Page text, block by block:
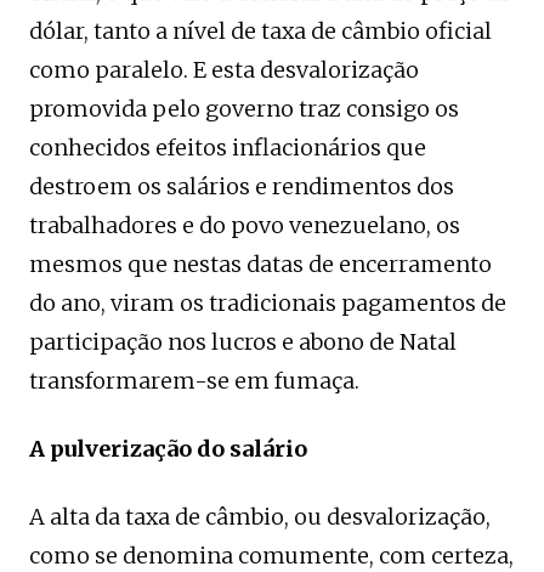
dólar, tanto a nível de taxa de câmbio oficial
como paralelo. E esta desvalorização
promovida pelo governo traz consigo os
conhecidos efeitos inflacionários que
destroem os salários e rendimentos dos
trabalhadores e do povo venezuelano, os
mesmos que nestas datas de encerramento
do ano, viram os tradicionais pagamentos de
participação nos lucros e abono de Natal
transformarem-se em fumaça.
A pulverização do salário
A alta da taxa de câmbio, ou desvalorização,
como se denomina comumente, com certeza,